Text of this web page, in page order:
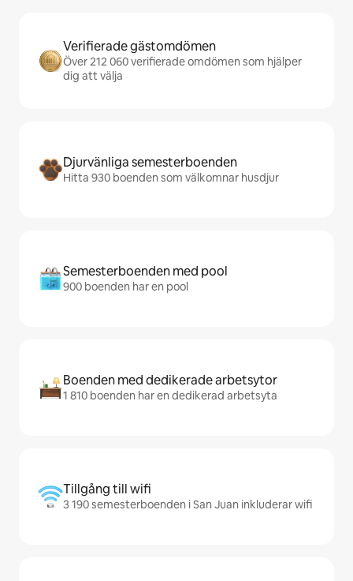
Verifierade gästomdömen
Över 212 060 verifierade omdömen som hjälper
dig att välja
Djurvänliga semesterboenden
Hitta 930 boenden som välkomnar husdjur
Semesterboenden med pool
900 boenden har en pool
Boenden med dedikerade arbetsytor
1 810 boenden har en dedikerad arbetsyta
Tillgång till wifi
3 190 semesterboenden i San Juan inkluderar wifi